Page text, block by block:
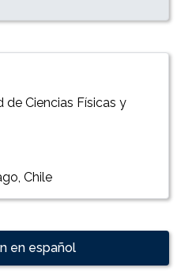
en español
interés
de Ciencias Físicas y
Chile